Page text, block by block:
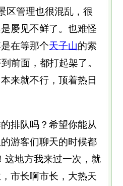
区管理也很混乱，很
屡见不鲜了。也难怪
在等那个天子山的索
前面，都打起架了。
来就不行，顶着热日
排队吗？希望你能从
游客们聊天的时候都
这地方我来过一次，就
市长啊市长，大热天